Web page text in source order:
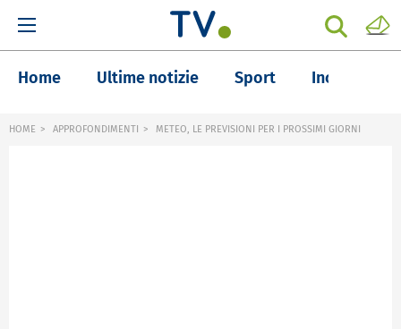
Home Ultime notizie Sport Inchieste
HOME APPROFONDIMENTI METEO, LE PREVISIONI PER I PROSSIMI GIORNI